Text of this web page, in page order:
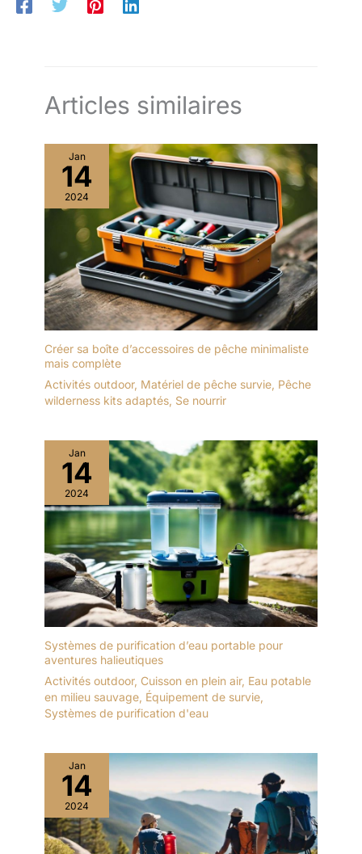
Articles similaires
Jan
14
2024
Créer sa boîte d’accessoires de pêche minimaliste
mais complète
Activités outdoor, Matériel de pêche survie, Pêche
wilderness kits adaptés, Se nourrir
Jan
14
2024
Systèmes de purification d’eau portable pour
aventures halieutiques
Activités outdoor, Cuisson en plein air, Eau potable
en milieu sauvage, Équipement de survie,
Systèmes de purification d'eau
Jan
14
2024